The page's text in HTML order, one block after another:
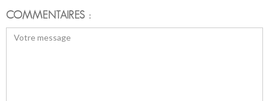
COMMENTAIRES :